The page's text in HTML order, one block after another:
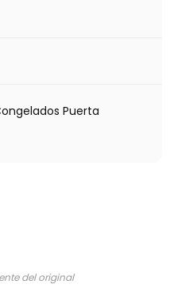
Puerta
del original